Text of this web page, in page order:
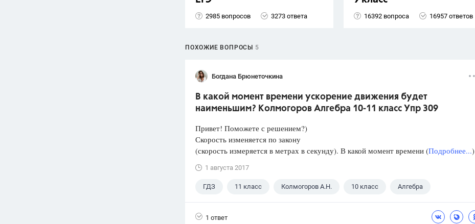
2985 вопросов 3273 ответа 16392 вопроса 16957 ответов
ПОХОЖИЕ ВОПРОСЫ 5
Богдана Брюнеточкина
В какой момент времени ускорение движения будет
наименьшим? Колмогоров Алгебра 10-11 класс Упр 309
Привет! Поможете с решением?)
Скорость изменяется по закону
(скорость измеряется в метрах в секунду). В какой момент времени (Подробнее...)
1 августа 2017
ГДЗ 11 класс Колмогоров А.Н. 10 класс Алгебра
1 ответ